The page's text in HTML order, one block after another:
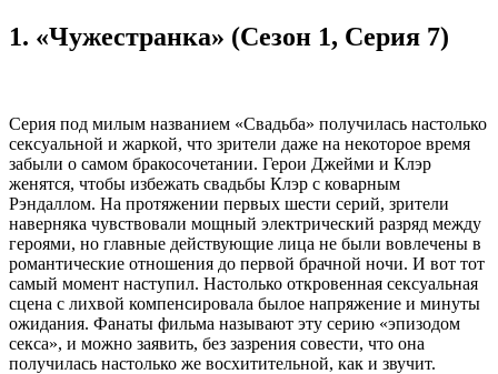
1. «Чужестранка» (Сезон 1, Серия 7)
Серия под милым названием «Свадьба» получилась настолько
сексуальной и жаркой, что зрители даже на некоторое время
забыли о самом бракосочетании. Герои Джейми и Клэр
женятся, чтобы избежать свадьбы Клэр с коварным
Рэндаллом. На протяжении первых шести серий, зрители
наверняка чувствовали мощный электрический разряд между
героями, но главные действующие лица не были вовлечены в
романтические отношения до первой брачной ночи. И вот тот
самый момент наступил. Настолько откровенная сексуальная
сцена с лихвой компенсировала былое напряжение и минуты
ожидания. Фанаты фильма называют эту серию «эпизодом
секса», и можно заявить, без зазрения совести, что она
получилась настолько же восхитительной, как и звучит.